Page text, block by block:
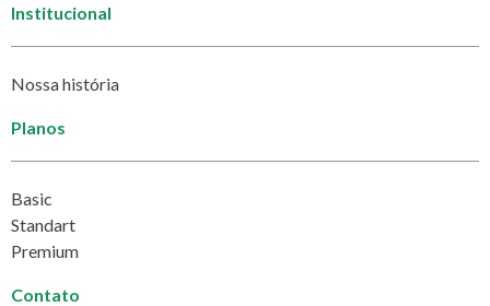
Institucional
Nossa história
Planos
Basic
Standart
Premium
Contato